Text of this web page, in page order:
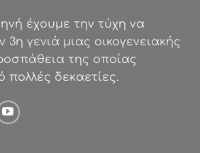
έχουμε την τύχη να
γενιά μιας οικογενειακής
της οποίας
πολλές δεκαετίες.